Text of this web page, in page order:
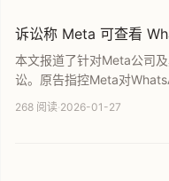
诉讼称 Meta 可查看
本文报道了针对Meta公司
讼。原告指控Meta对
称其能够存储、分析并访
268 阅读·2026-01-27